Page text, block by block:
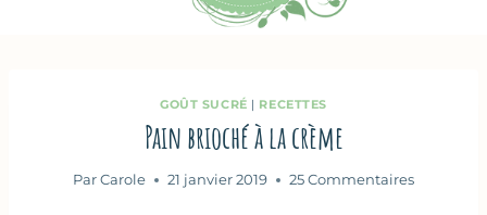
GOÛT SUCRÉ | RECETTES
Pain brioché à la crème
Par Carole 21 janvier 2019 25 Commentaires